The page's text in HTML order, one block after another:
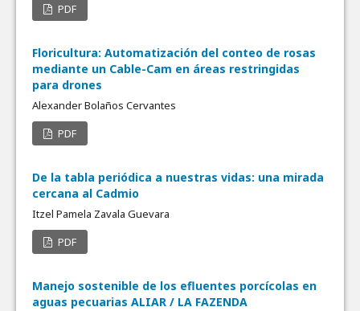
PDF
Floricultura: Automatización del conteo de rosas
mediante un Cable-Cam en áreas restringidas
para drones
Alexander Bolaños Cervantes
PDF
De la tabla periódica a nuestras vidas: una mirada
cercana al Cadmio
Itzel Pamela Zavala Guevara
PDF
Manejo sostenible de los efluentes porcícolas en
aguas pecuarias ALIAR / LA FAZENDA